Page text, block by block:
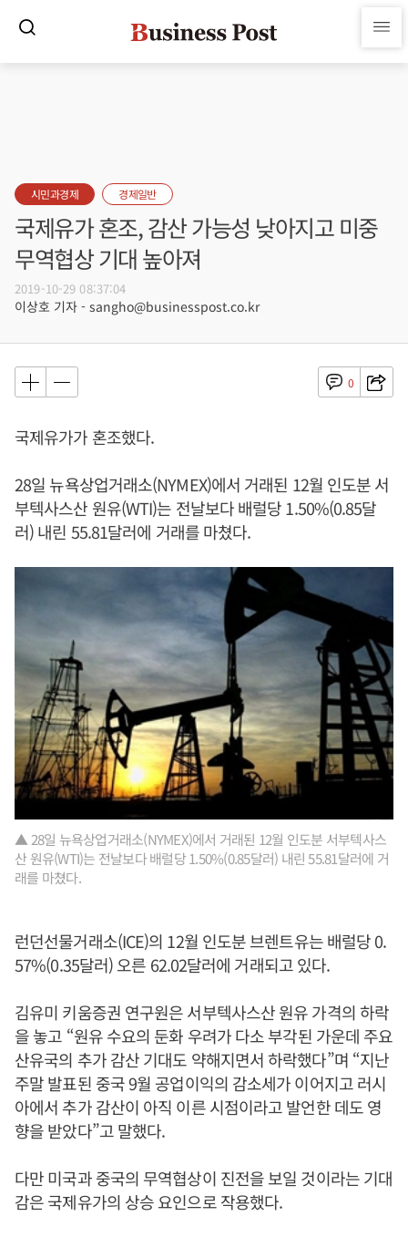
시민과경제 경제일반
국제유가 혼조, 감산 가능성 낮아지고 미중
무역협상 기대 높아져
2019-10-29 08:37:04
이상호 기자 - sangho@businesspost.co.kr
0
국제유가가 혼조했다.
28일 뉴욕상업거래소(NYMEX)에서 거래된 12월 인도분 서
부텍사스산 원유(WTI)는 전날보다 배럴당 1.50%(0.85달
러) 내린 55.81달러에 거래를 마쳤다.
▲ 28일 뉴욕상업거래소(NYMEX)에서 거래된 12월 인도분 서부텍사스
산 원유(WTI)는 전날보다 배럴당 1.50%(0.85달러) 내린 55.81달러에 거
래를 마쳤다.
런던선물거래소(ICE)의 12월 인도분 브렌트유는 배럴당 0.
57%(0.35달러) 오른 62.02달러에 거래되고 있다.
김유미 키움증권 연구원은 서부텍사스산 원유 가격의 하락
을 놓고 “원유 수요의 둔화 우려가 다소 부각된 가운데 주요
산유국의 추가 감산 기대도 약해지면서 하락했다”며 “지난
주말 발표된 중국 9월 공업이익의 감소세가 이어지고 러시
아에서 추가 감산이 아직 이른 시점이라고 발언한 데도 영
향을 받았다”고 말했다.
다만 미국과 중국의 무역협상이 진전을 보일 것이라는 기대
감은 국제유가의 상승 요인으로 작용했다.